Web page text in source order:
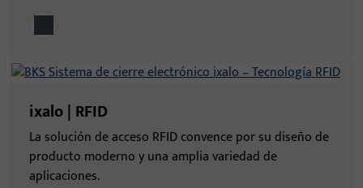
ixalo | RFID
La solución de acceso RFID convence por su diseño de
producto moderno y una amplia variedad de
aplicaciones.